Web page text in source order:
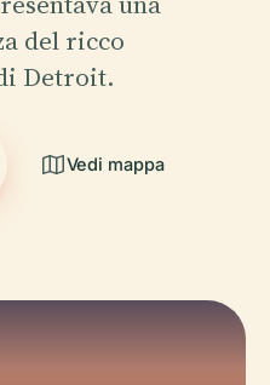
del ricco
Detroit.
Vedi mappa